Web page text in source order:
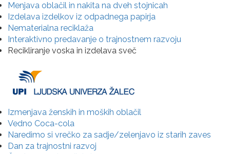
Menjava oblačil in nakita na dveh stojnicah
Izdelava izdelkov iz odpadnega papirja
Nematerialna reciklaža
Interaktivno predavanje o trajnostnem razvoju
Recikliranje voska in izdelava sveč
Izmenjava ženskih in moških oblačil
Vedno Coca-cola
Naredimo si vrečko za sadje/zelenjavo iz starih zaves
Dan za trajnostni razvoj